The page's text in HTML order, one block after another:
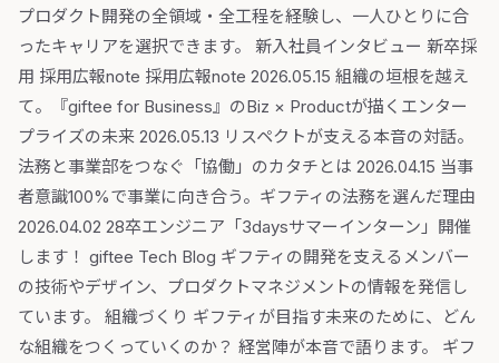
プロダクト開発の全領域・全工程を経験し、一人ひとりに合
ったキャリアを選択できます。 新入社員インタビュー 新卒採
用 採用広報note 採用広報note 2026.05.15 組織の垣根を越え
て。『giftee for Business』のBiz × Productが描くエンター
プライズの未来 2026.05.13 リスペクトが支える本音の対話。
法務と事業部をつなぐ「協働」のカタチとは 2026.04.15 当事
者意識100%で事業に向き合う。ギフティの法務を選んだ理由
2026.04.02 28卒エンジニア「3daysサマーインターン」開催
します！ giftee Tech Blog ギフティの開発を支えるメンバー
の技術やデザイン、プロダクトマネジメントの情報を発信し
ています。 組織づくり ギフティが目指す未来のために、どん
な組織をつくっていくのか？ 経営陣が本音で語ります。 ギフ